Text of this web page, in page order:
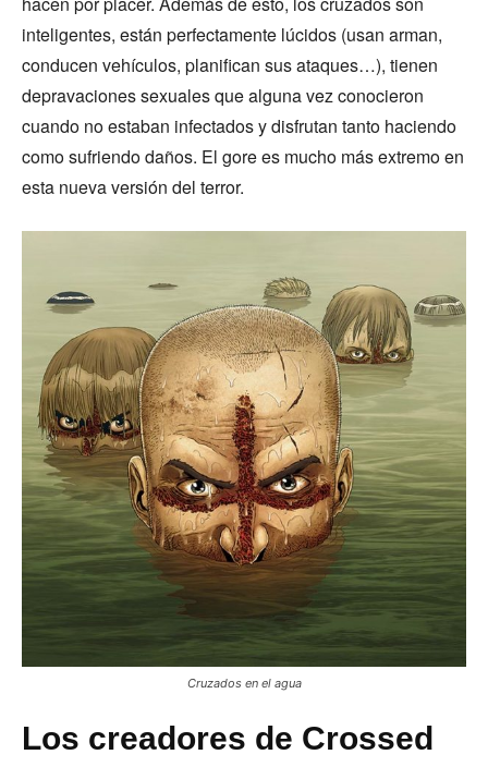
inteligentes, están perfectamente lúcidos (usan arman,
conducen vehículos, planifican sus ataques…), tienen
depravaciones sexuales que alguna vez conocieron
cuando no estaban infectados y disfrutan tanto haciendo
como sufriendo daños. El gore es mucho más extremo en
esta nueva versión del terror.
Cruzados en el agua
Los creadores de Crossed